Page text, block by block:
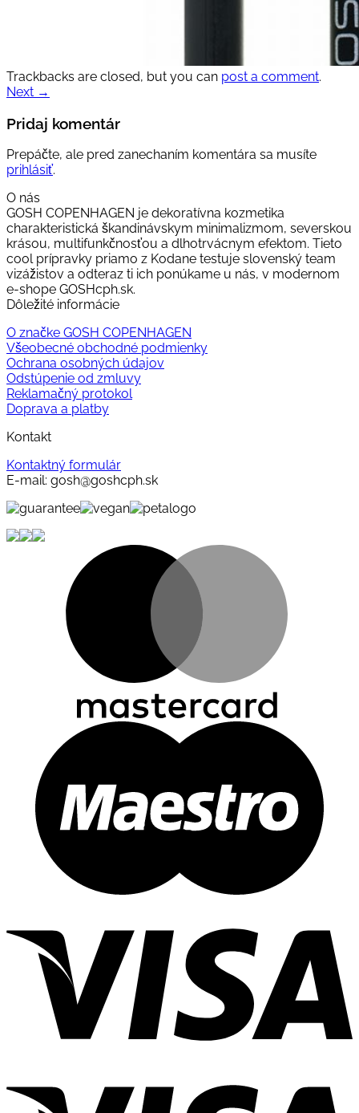
Trackbacks are closed, but you can post a comment.
Next →
Pridaj komentár
Prepáčte, ale pred zanechaním komentára sa musíte
prihlásiť.
O nás
GOSH COPENHAGEN je dekoratívna kozmetika
charakteristická škandinávskym minimalizmom, severskou
krásou, multifunkčnosťou a dlhotrvácnym efektom. Tieto
cool prípravky priamo z Kodane testuje slovenský team
vizážistov a odteraz ti ich ponúkame u nás, v modernom
e-shope GOSHcph.sk.
Dôležité informácie
O značke GOSH COPENHAGEN
Všeobecné obchodné podmienky
Ochrana osobných údajov
Odstúpenie od zmluvy
Reklamačný protokol
Doprava a platby
Kontakt
Kontaktný formulár
E-mail: gosh@goshcph.sk